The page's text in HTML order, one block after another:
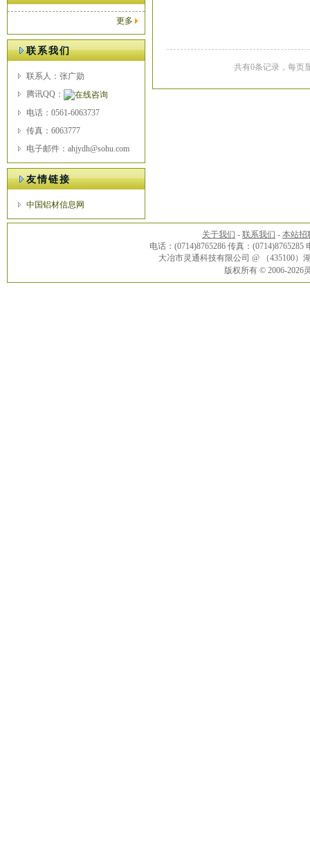
更多
联系我们
联系人：张广勋
腾讯QQ：
电话：0561-6063737
传真：6063777
电子邮件：ahjydh@sohu.com
友情链接
中国铝材信息网
共有0条记录，每页
关于我们 - 联系我们 - 本站招
电话：(0714)8765286 传真：(0714)8765285
大冶市灵通科技有限公司 @ （435100
版权所有 © 2006-2026